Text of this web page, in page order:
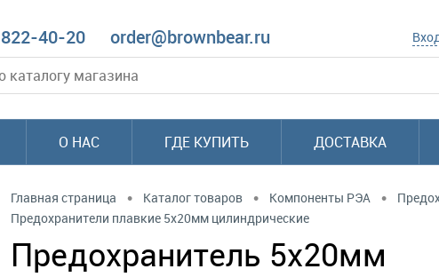
40-20 order@brownbear.ru
О НАС ГДЕ КУПИТЬ ДОСТАВКА
Главная страница • Каталог товаров • Компоненты РЭА •
Предохранители плавкие 5x20мм цилиндрические
Предохранитель 5х20мм